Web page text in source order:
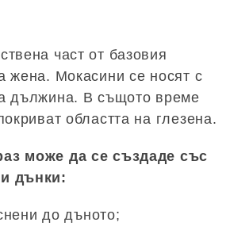
част от базовия
жена. Мокасини се носят с
дължина. В същото време
областта на глезена.
може да се създаде със
дънки:
до дъното;